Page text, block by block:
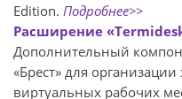
Edition. Подробнее>>
Расширение
Дополнительный
«Брест» для
виртуальных рабочих